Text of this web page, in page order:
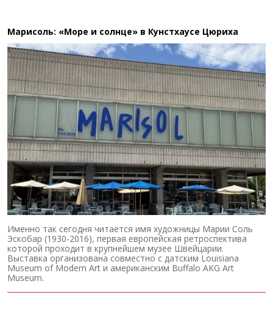
Марисоль: «Море и солнце» в Кунстхаусе Цюриха
Именно так сегодня читается имя художницы Марии Соль
Эскобар (1930-2016), первая европейская ретроспектива
которой проходит в крупнейшем музее Швейцарии.
Выставка организована совместно с датским Louisiana
Museum of Modern Art и американским Buffalo AKG Art
Museum.